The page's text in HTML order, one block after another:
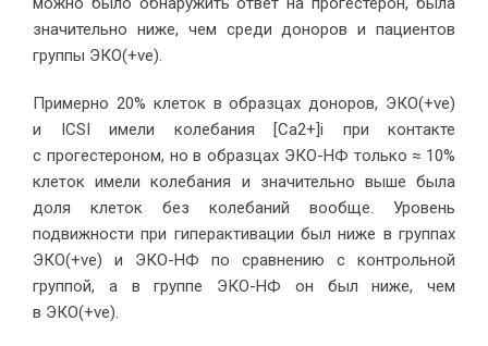
значительно ниже, чем среди доноров и пациентов
группы ЭКО(+ve).
Примерно 20% клеток в образцах доноров, ЭКО(+ve)
и ICSI имели колебания [Ca2+]i при контакте
с прогестероном, но в образцах ЭКО-НФ только ≈ 10%
клеток имели колебания и значительно выше была
доля клеток без колебаний вообще. Уровень
подвижности при гиперактивации был ниже в группах
ЭКО(+ve) и ЭКО-НФ по сравнению с контрольной
группой, а в группе ЭКО-НФ он был ниже, чем
в ЭКО(+ve).